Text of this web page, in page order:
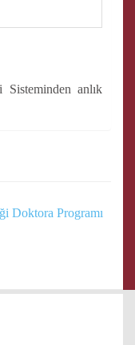
Sisteminden anlık
Doktora Programı